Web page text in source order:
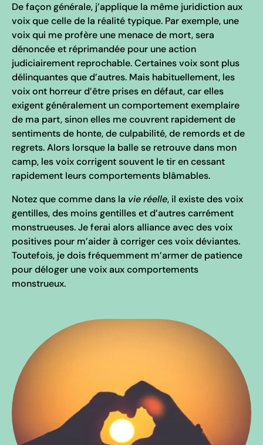
De façon générale, j’applique la même juridiction aux
voix que celle de la réalité typique. Par exemple, une
voix qui me profère une menace de mort, sera
dénoncée et réprimandée pour une action
judiciairement reprochable. Certaines voix sont plus
délinquantes que d’autres. Mais habituellement, les
voix ont horreur d’être prises en défaut, car elles
exigent généralement un comportement exemplaire
de ma part, sinon elles me couvrent rapidement de
sentiments de honte, de culpabilité, de remords et de
regrets. Alors lorsque la balle se retrouve dans mon
camp, les voix corrigent souvent le tir en cessant
rapidement leurs comportements blâmables.
Notez que comme dans la vie réelle, il existe des voix
gentilles, des moins gentilles et d’autres carrément
monstrueuses. Je ferai alors alliance avec des voix
positives pour m’aider à corriger ces voix déviantes.
Toutefois, je dois fréquemment m’armer de patience
pour déloger une voix aux comportements
monstrueux.